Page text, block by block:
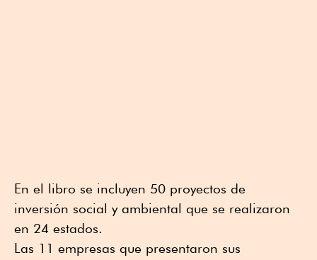
En el libro se incluyen 50 proyectos de
inversión social y ambiental que se realizaron
en 24 estados.
Las 11 empresas que presentaron sus